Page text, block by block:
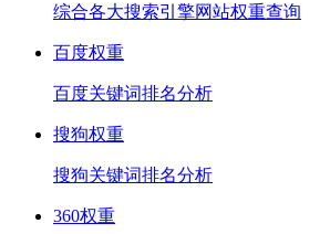
综合各大搜索引擎网站权重查询
百度权重
百度关键词排名分析
搜狗权重
搜狗关键词排名分析
360权重